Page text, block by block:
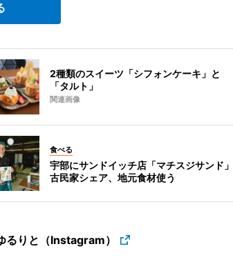
2種類のスイーツ「シフォンケーキ」と
「タルト」
関連画像
食べる
宇部にサンドイッチ店「マチスジサンド」
古民家シェア、地元食材使う
るりと（Instagram）